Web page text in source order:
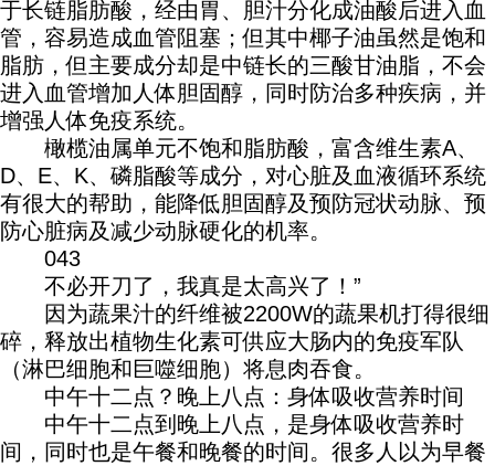
于长链脂肪酸，经由胃、胆汁分化成油酸后进入血
管，容易造成血管阻塞；但其中椰子油虽然是饱和
脂肪，但主要成分却是中链长的三酸甘油脂，不会
进入血管增加人体胆固醇，同时防治多种疾病，并
增强人体免疫系统。
橄榄油属单元不饱和脂肪酸，富含维生素A、
D、E、K、磷脂酸等成分，对心脏及血液循环系统
有很大的帮助，能降低胆固醇及预防冠状动脉、预
防心脏病及减少动脉硬化的机率。
043
不必开刀了，我真是太高兴了！”
因为蔬果汁的纤维被2200W的蔬果机打得很细
碎，释放出植物生化素可供应大肠内的免疫军队
（淋巴细胞和巨噬细胞）将息肉吞食。
中午十二点？晚上八点：身体吸收营养时间
中午十二点到晚上八点，是身体吸收营养时
间，同时也是午餐和晚餐的时间。很多人以为早餐